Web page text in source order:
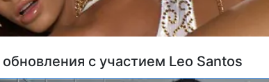
с участием Leo Santos